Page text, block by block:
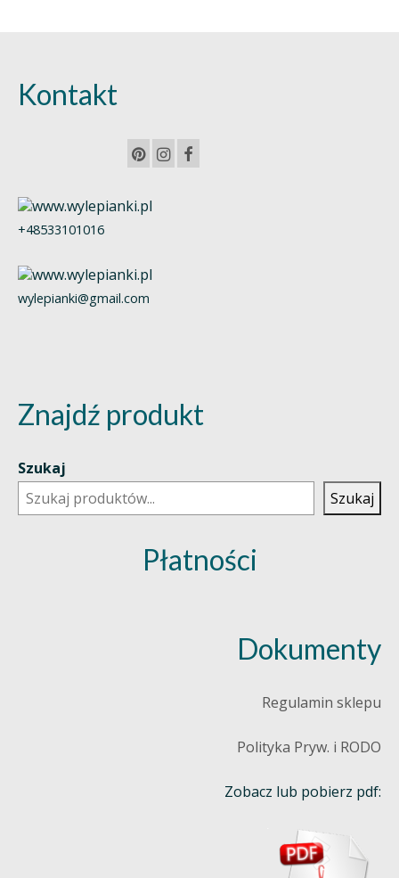
Kontakt
+48533101016
wylepianki@gmail.com
Znajdź produkt
Szukaj
Szukaj
Płatności
Dokumenty
Regulamin sklepu
Polityka Pryw. i RODO
Zobacz lub pobierz pdf: